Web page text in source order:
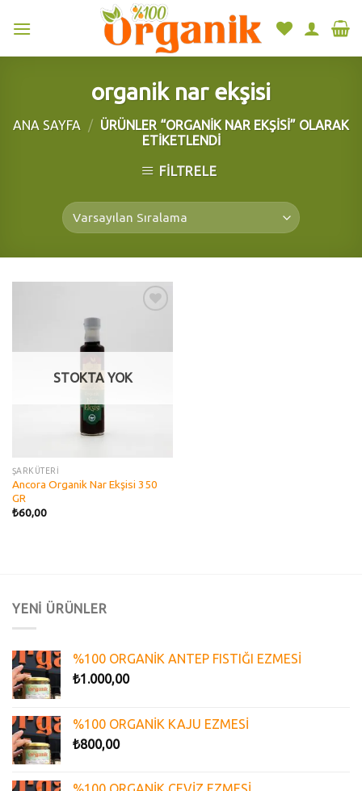
organik nar ekşisi
ANA SAYFA / ÜRÜNLER “ORGANIK NAR EKŞISI” OLARAK
ETIKETLENDI
FILTRELE
STOKTA YOK
ŞARKÜTERİ
Ancora Organik Nar Ekşisi 350
GR
₺60,00
YENİ ÜRÜNLER
%100 ORGANİK ANTEP FISTIĞI EZMESİ
₺1.000,00
%100 ORGANİK KAJU EZMESİ
₺800,00